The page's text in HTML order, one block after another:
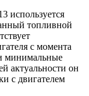
используется
топливной
с момента
минимальные
актуальности он
с двигателем